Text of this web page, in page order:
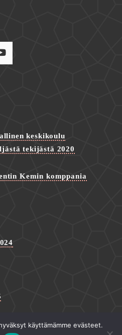
keskikoulu
tekijästä 2020
Kemin komppania
käyttämämme evästeet.